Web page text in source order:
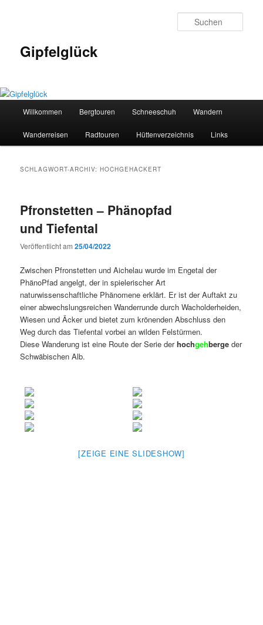
Gipfelglück
Willkommen Bergtouren Schneeschuh Wandern
Wanderreisen Radtouren Hüttenverzeichnis Links
SCHLAGWORT-ARCHIV:HOCHGEHACKERT
Pfronstetten – Phänopfad
und Tiefental
Veröffentlicht am25/04/2022
Zwischen Pfronstetten und Aichelau wurde im Engetal der
PhänoPfad angelgt, der in spielerischer Art
naturwissenschaftliche Phänomene erklärt. Er ist der Auftakt zu
einer abwechslungsreichen Wanderrunde durch Wacholderheiden,
Wiesen und Äcker und bietet zum krönenden Abschluss den
Weg durch das Tiefental vorbei an wilden Felstürmen.
Diese Wanderung ist eine Route der Serie derhochgehberge der
Schwäbischen Alb.
[ZEIGE EINE SLIDESHOW]